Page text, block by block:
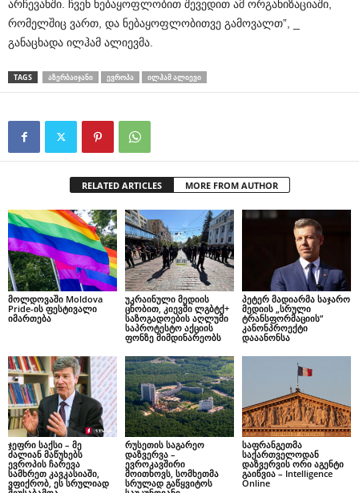
არჩევანში. ჩვენ ნებაყოფლობით შევედით ამ ორგანიზაციაში,
რომელშიც ვართ, და ნებაყოფლობითვე გამოვალთ”, _
განაცხადა ილჰამ ალიევმა.
TAGS ᲐᲖᲔᲠᲑᲐᲘᲯᲐᲜᲘ ᲔᲕᲠᲝᲞᲐ ᲘᲚᲰᲐᲛ ᲐᲚᲘᲔᲕᲘ
RELATED ARTICLES MORE FROM AUTHOR
მოლდოვაში Moldova
Pride-ის ფესტივალი
იმართება
უკრაინული მედიის
ცნობით, კიევში ლგბტქ+
საზოგადოების აღლუმი
საპროტესტო აქციის
ფონზე მიმდინარეობს
პეტერ მადიარმა საჯარო
მედიის „სრული
ტრანსფორმაციის”
კანონპროექტი
დააანონსა
ჯეფრი საქსი – მე
ძალიან მაწუხებს
ევროპის ჩარევა
სამხრეთ კავკასიაში,
ვფიქრობ, ეს სრულიად
რუსეთის საგარეო
დაზვერვა –
ევროკავშირი
მოითხოვს, სომხეთმა
სრულად გაწყვიტოს
საფრანგეთმა
საქართველოდან
დაზვერვის ორი აგენტი
გაიწვია – Intelligence
Online